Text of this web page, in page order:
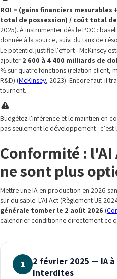
ROI = (gains financiers mesurables
total de possession) / coût total de
2025). À instrumenter dès le POC :
donnée à la source, suivi du taux de
Le potentiel justifie l'effort : McKinsey
ajouter 2 600 à 4 400 milliards de
% sur quatre fonctions (relation client,
R&D) (McKinsey, 2023). Encore faut-il
tournent.
Budgétez l'inférence et le maintien en
pas seulement le développement : c'est
Conformité : l'AI
ne sont plus
Mettre une IA en production en 2026
sur du sable. L'AI Act (Règlement UE
générale tomber le 2 août 2026 (
calendrier conditionne directement ce
1
2 février 2025 — IA
interdites